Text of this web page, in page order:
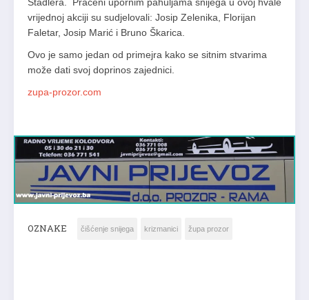
vrijednoj akciji su sudjelovali: Josip Zelenika, Florijan
Faletar, Josip Marić i Bruno Škarica.
Ovo je samo jedan od primejra kako se sitnim stvarima
može dati svoj doprinos zajednici.
zupa-prozor.com
OZNAKE čišćenje snijega krizmanici župa prozor